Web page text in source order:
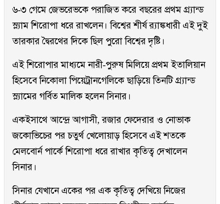
৬-৩ গেমে জেভরেভকে পরাজিত করে বছরের প্রথম গ্র্যান্ড
স্ল্যাম শিরোপা ধরে রাখলেন। বিশ্বের শীর্ষ র‌্যাঙ্কধারী এই দুই
তারকার দ্বৈরথের দিকে ছিল পুরো বিশ্বের দৃষ্টি।
এই শিরোপার মাধ্যমে নারী-পুরুষ মিলিয়ে প্রথম ইতালিয়ান
হিসেবে নিকোলা পিয়েট্রানগেলিকে ছাড়িয়ে তিনটি গ্র্যান্ড
স্ল্যামের গর্বিত মালিক হলেন সিনার।
একইসাথে আন্দ্রে আগাসী, রজার ফেদেরার ও নোভাক
জকোভিচের পর চতুর্থ খেলোয়াড় হিসেবে এই শতকে
মেলবোর্ন পার্কে শিরোপা ধরে রাখার কৃতিত্ব দেখালেন
সিনার।
সিনার যেখানে একের পর এক কৃতিত্ব দেখিয়ে নিজের